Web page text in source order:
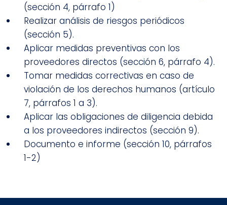
(sección 4, párrafo 1)
Realizar análisis de riesgos periódicos
(sección 5).
Aplicar medidas preventivas con los
proveedores directos (sección 6, párrafo 4).
Tomar medidas correctivas en caso de
violación de los derechos humanos (artículo
7, párrafos 1 a 3).
Aplicar las obligaciones de diligencia debida
a los proveedores indirectos (sección 9).
Documento e informe (sección 10, párrafos
1-2)